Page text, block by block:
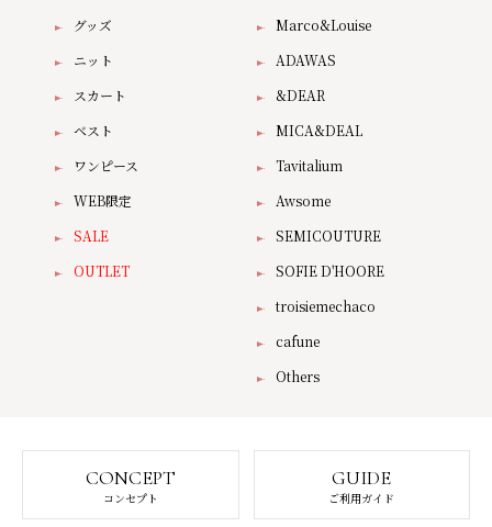
グッズ
ニット
スカート
ベスト
ワンピース
WEB限定
SALE
OUTLET
Marco&Louise
ADAWAS
&DEAR
MICA&DEAL
Tavitalium
Awsome
SEMICOUTURE
SOFIE D'HOORE
troisiemechaco
cafune
Others
CONCEPT
コンセプト
GUIDE
ご利用ガイド